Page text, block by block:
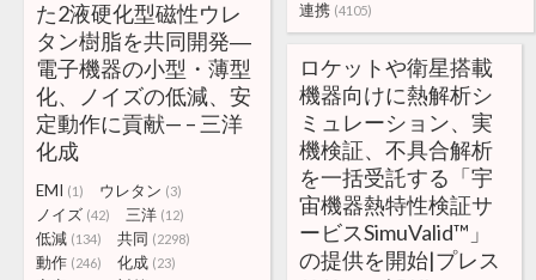
連携 (4105)
た2液硬化型磁性ウレ
タン樹脂を共同開発―
電子機器の小型・薄型
化、ノイズの低減、安
定動作に貢献— – 三洋
化成
EMI (1) ウレタン (3)
ノイズ (42) 三洋 (12)
低減 (134) 共同 (2298)
動作 (246) 化成 (23)
ロケットや衛星搭載
機器向けに熱解析シ
ミュレーション、実
機検証、不具合解析
を一括受託する「宇
宙機器熱特性検証サ
ービスSimuValid™」
の提供を開始|プレス